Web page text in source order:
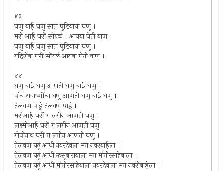
४३
घणु बाई घणु साता पुडियाचा घणु ।
मरी आई घरीं सोंवळं । आयबा घेती वाण ।
घणु बाई घणु साता पुडियाचा घणु ।
बहिरोबा घरीं सोंवळं आयबा घेती वाण ।
४४
घणु बाई घणु आणती घणु बाई घणु ।
पांच सवाष्णींचा घणु आणती घणु बाई घणु ।
तेलवण पाडूं तेलवण पाडूं ।
मरीआई घरीं ग लगीन आणती घणु ।
लक्ष्मीआई घरीं ग लगीन आणती घणु ।
गोपीनाथ घरीं ग लगीन आणती घणु ।
तेलवण चढूं आधी नवरदेवला मग नवरबाईला ।
तेलवण चढूं आधी म्हसूबारायाला मग मांगीरसाहेबाला ।
तेलवण चढूं आधीं मांगीरसाहेबाला नवरदेवाला मग नवरीबाईला ।